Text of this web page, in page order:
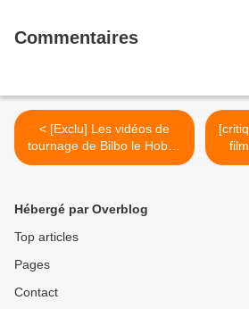
Commentaires
< [Exclu] Les vidéos de
tournage de Bilbo le Hobbit
par Peter Jackson
Hébergé par Overblog
Top articles
Pages
Contact